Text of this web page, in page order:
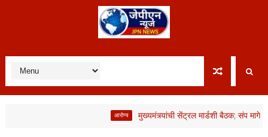
मुख्यमंत्र्यांची सेंट्रल मार्डशी बैठक; संप मागे, मात्र